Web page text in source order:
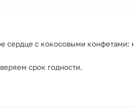
сердце с кокосовыми
срок годности.